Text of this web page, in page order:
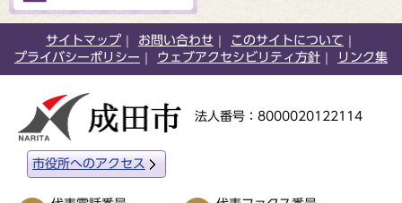
サイトマップ お問い合わせ
このサイトについて
プライバシーポリシー
ウェブアクセシビリティ方針 リンク集
法人番号：8000020122114
市役所へのアクセス